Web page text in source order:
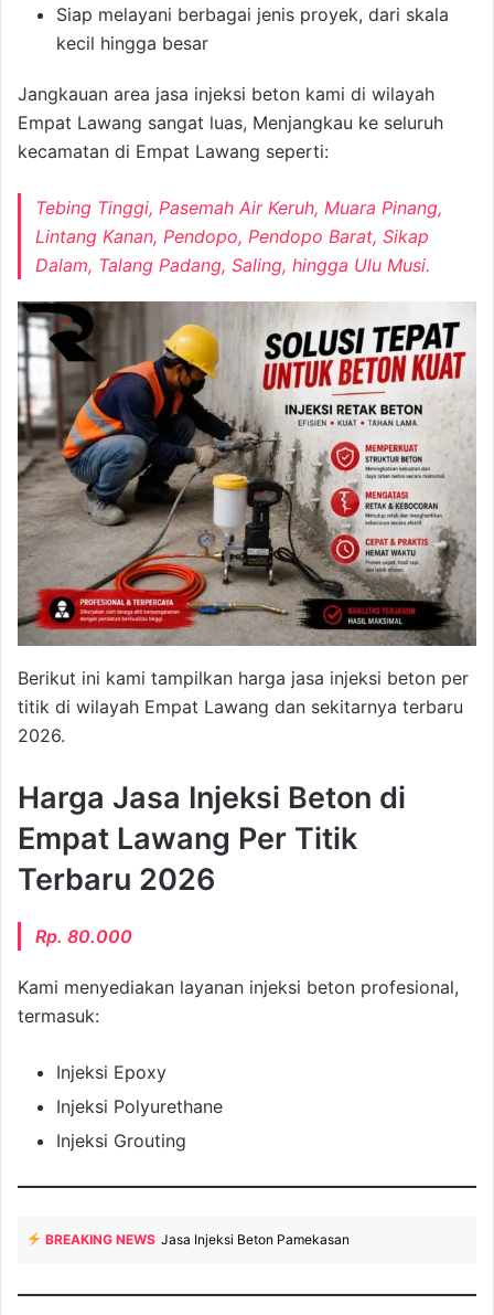
Siap melayani berbagai jenis proyek, dari skala
kecil hingga besar
Jangkauan area jasa injeksi beton kami di wilayah
Empat Lawang sangat luas, Menjangkau ke seluruh
kecamatan di Empat Lawang seperti:
Tebing Tinggi, Pasemah Air Keruh, Muara Pinang,
Lintang Kanan, Pendopo, Pendopo Barat, Sikap
Dalam, Talang Padang, Saling, hingga Ulu Musi.
Berikut ini kami tampilkan harga jasa injeksi beton per
titik di wilayah Empat Lawang dan sekitarnya terbaru
2026.
Harga Jasa Injeksi Beton di
Empat Lawang Per Titik
Terbaru 2026
Rp. 80.000
Kami menyediakan layanan injeksi beton profesional,
termasuk:
Injeksi Epoxy
Injeksi Polyurethane
Injeksi Grouting
BREAKING NEWS Jasa Injeksi Beton Pamekasan